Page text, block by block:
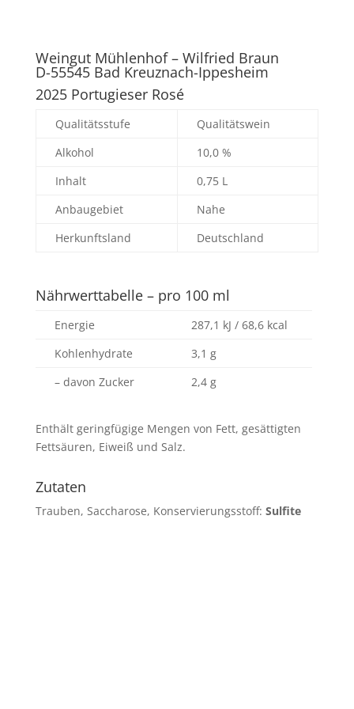
Weingut Mühlenhof – Wilfried Braun
D-55545 Bad Kreuznach-Ippesheim
2025 Portugieser Rosé
Qualitätsstufe
Qualitätswein
Alkohol
10,0 %
Inhalt
0,75 L
Anbaugebiet
Nahe
Herkunftsland
Deutschland
Nährwerttabelle – pro 100 ml
Energie
287,1 kJ / 68,6 kcal
Kohlenhydrate
3,1 g
– davon Zucker
2,4 g
Enthält geringfügige Mengen von Fett, gesättigten
Fettsäuren, Eiweiß und Salz.
Zutaten
Trauben, Saccharose, Konservierungsstoff: Sulfite